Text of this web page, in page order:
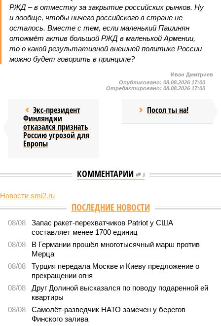
РЖД – в отместку за закрытие российских рынков. Ну
и вообще, чтобы ничего российского в стране не
осталось. Вместе с тем, если маленький Пашинян
отожмёт актив большой РЖД в маленькой Армении,
то о какой результативной внешней политике России
можно будет говорить в принципе?
Иван Дмитриев
Опубликовано: 08.08.2026 17:00
Отредактировано: 08.08.2026 17:00
Экс-президент
Финляндии
отказался признать
Россию угрозой для
Европы
Посол ты на!
КОММЕНТАРИИ 0
Новости smi2.ru
В нескольких станциях от уже сданного
«Сказочного леса» пайщики ЖК «Станция Л» продолжают ждать от
компании Capital Group начала реальной достройки
В нескольких станциях от уже сданного «Сказочного
леса» пайщики ЖК «Станция Л» продолжают ждать от
компании Capital Group начала реальной достройки
«Станция ожидания» для дольщиков